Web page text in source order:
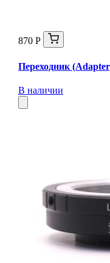
870 Р
Переходник
В наличии